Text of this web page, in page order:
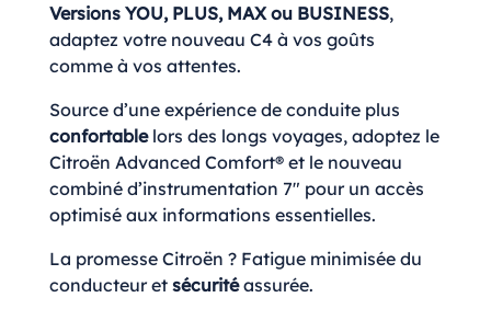
Versions YOU, PLUS, MAX ou BUSINESS,
adaptez votre nouveau C4 à vos goûts
comme à vos attentes.
Source d’une expérience de conduite plus
confortablelors des longs voyages, adoptez le
Citroën Advanced Comfort® et le nouveau
combiné d’instrumentation 7″ pour un accès
optimisé aux informations essentielles.
La promesse Citroën ? Fatigue minimisée du
conducteur et sécuritéassurée.